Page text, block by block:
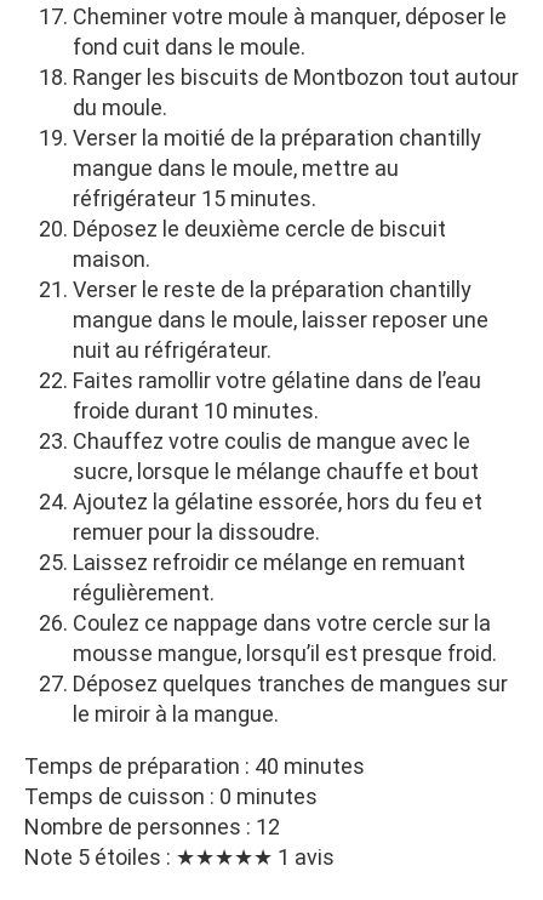
Cheminer votre moule à manquer, déposer le
fond cuit dans le moule.
Ranger les biscuits de Montbozon tout autour
du moule.
Verser la moitié de la préparation chantilly
mangue dans le moule, mettre au
réfrigérateur 15 minutes.
Déposez le deuxième cercle de biscuit
maison.
Verser le reste de la préparation chantilly
mangue dans le moule, laisser reposer une
nuit au réfrigérateur.
Faites ramollir votre gélatine dans de l’eau
froide durant 10 minutes.
Chauffez votre coulis de mangue avec le
sucre, lorsque le mélange chauffe et bout
Ajoutez la gélatine essorée, hors du feu et
remuer pour la dissoudre.
Laissez refroidir ce mélange en remuant
régulièrement.
Coulez ce nappage dans votre cercle sur la
mousse mangue, lorsqu’il est presque froid.
Déposez quelques tranches de mangues sur
le miroir à la mangue.
Temps de préparation : 40 minutes
Temps de cuisson : 0 minutes
Nombre de personnes : 12
Note 5 étoiles : ★★★★★ 1 avis